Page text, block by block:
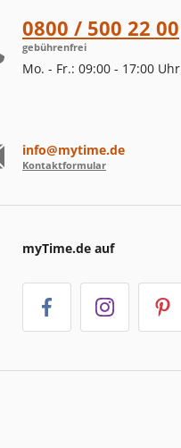
0800 / 500 22 00
gebührenfrei
Mo. - Fr.: 09:00 - 17:00 Uhr
info@mytime.de
Kontaktformular
myTime.de auf